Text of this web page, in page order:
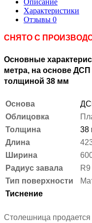
Характеристики
Отзывы 0
СНЯТО С
Основные
метра, на основе
толщиной 38 мм
Основа
Облицовка
Толщина
38
Длина
Ширина
Радиус завала
R9
Тип поверхности
Тиснение
Столешница